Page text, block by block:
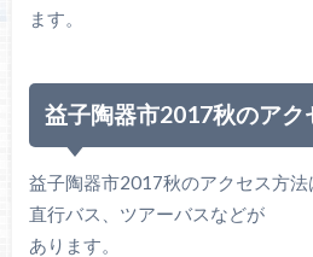
ます。
益子陶器市2017秋のアク
益子陶器市2017秋のアクセス方
直行バス、ツアーバスなどが
あります。